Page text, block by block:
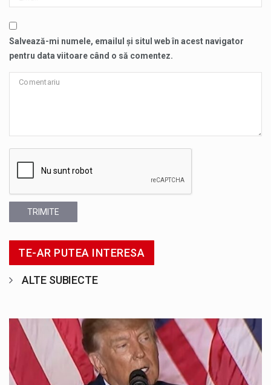
Salvează-mi numele, emailul și situl web în acest navigator
pentru data viitoare când o să comentez.
TRIMITE
TE-AR PUTEA INTERESA
ALTE SUBIECTE